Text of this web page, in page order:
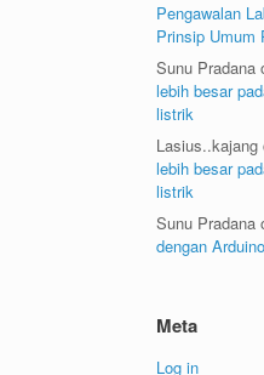
Pengawalan
Prinsip Umum
Sunu Pradana
lebih besar
listrik
Lasius..kajang
lebih besar
listrik
Sunu Pradana
dengan Arduino
Meta
Log in